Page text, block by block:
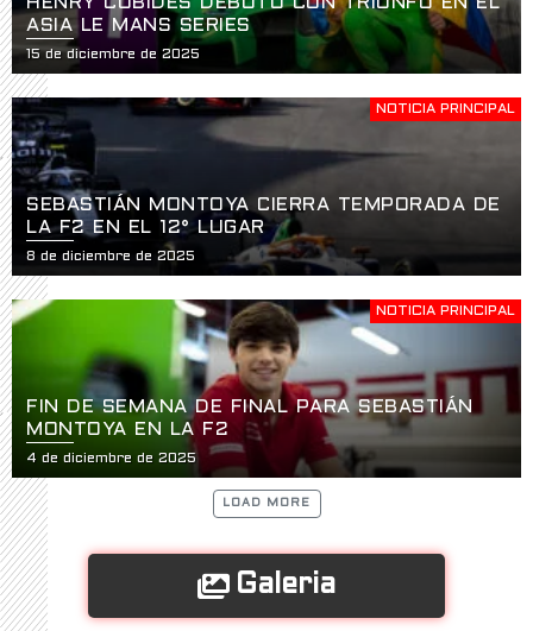
ASIA LE MANS SERIES
15 de diciembre de 2025
NOTICIA PRINCIPAL
SEBASTIÁN MONTOYA CIERRA TEMPORADA DE
LA F2 EN EL 12° LUGAR
8 de diciembre de 2025
NOTICIA PRINCIPAL
FIN DE SEMANA DE FINAL PARA SEBASTIÁN
MONTOYA EN LA F2
4 de diciembre de 2025
LOAD MORE
Galeria